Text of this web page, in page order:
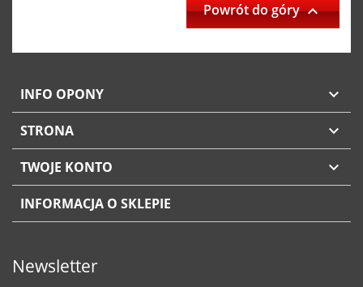
Powrót do góry
INFO OPONY 
STRONA 
TWOJE KONTO 
INFORMACJA O SKLEPIE
Newsletter